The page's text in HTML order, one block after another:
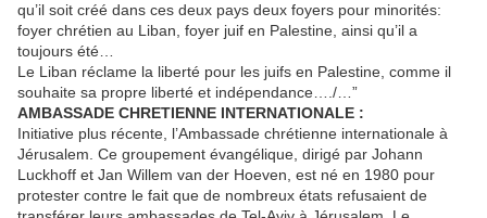
qu’il soit créé dans ces deux pays deux foyers pour minorités:
foyer chrétien au Liban, foyer juif en Palestine, ainsi qu’il a
toujours été…
Le Liban réclame la liberté pour les juifs en Palestine, comme il
souhaite sa propre liberté et indépendance…./…”
AMBASSADE CHRETIENNE INTERNATIONALE :
Initiative plus récente, l’Ambassade chrétienne internationale à
Jérusalem. Ce groupement évangélique, dirigé par Johann
Luckhoff et Jan Willem van der Hoeven, est né en 1980 pour
protester contre le fait que de nombreux états refusaient de